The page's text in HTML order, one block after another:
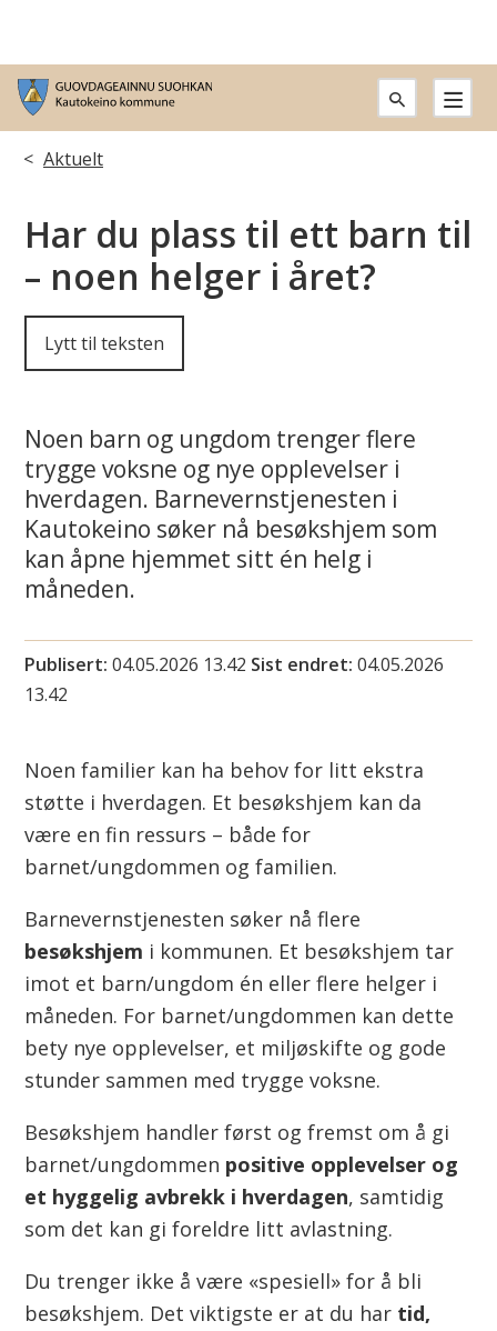
G
u
v
d
e
a
i
n
u
u
o
h
k
a
n
Du Aktuelt
Har du plass til ett barn til
– noen helger i året?
Lytt til teksten
Noen barn og ungdom trenger flere
trygge voksne og nye opplevelser i
hverdagen. Barnevernstjenesten i
Kautokeino søker nå besøkshjem som
kan åpne hjemmet sitt én helg i
måneden.
Publisert 04.05.2026 13.42 Sist endret 04.05.2026
13.42
Noen familier kan ha behov for litt ekstra
støtte i hverdagen. Et besøkshjem kan da
være en fin ressurs – både for
barnet/ungdommen og familien.
Barnevernstjenesten søker nå flere
besøkshjem i kommunen. Et besøkshjem tar
imot et barn/ungdom én eller flere helger i
måneden. For barnet/ungdommen kan dette
bety nye opplevelser, et miljøskifte og gode
stunder sammen med trygge voksne.
Besøkshjem handler først og fremst om å gi
barnet/ungdommen positive opplevelser og
et hyggelig avbrekk i hverdagen, samtidig
som det kan gi foreldre litt avlastning.
Du trenger ikke å være «spesiell» for å bli
besøkshjem. Det viktigste er at du har tid,